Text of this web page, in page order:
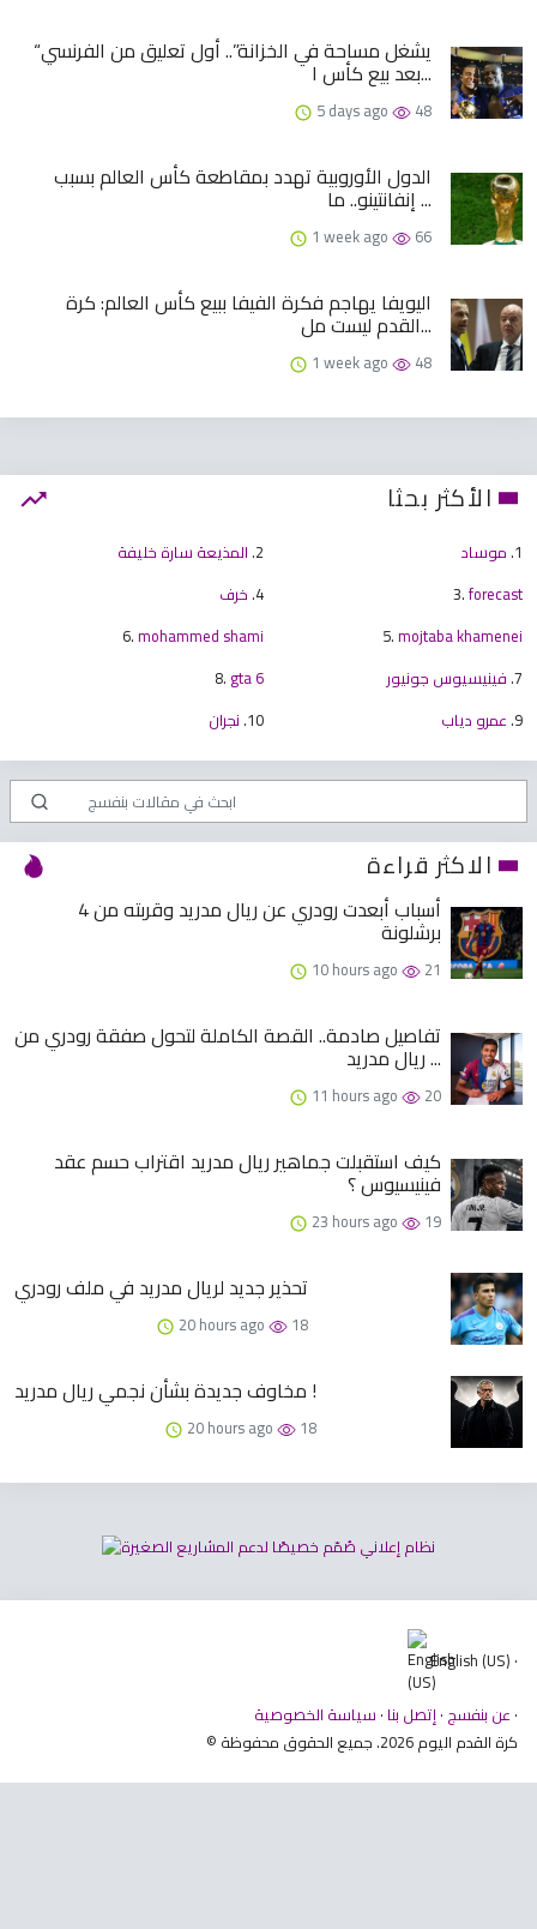
“يشغل مساحة في الخزانة”.. أول تعليق من الفرنسي
بعد بيع كأس ا...
5 days ago 48
الدول الأوروبية تهدد بمقاطعة كأس العالم بسبب
إنفانتينو.. ما ...
1 week ago 66
اليويفا يهاجم فكرة الفيفا ببيع كأس العالم: كرة
القدم ليست مل...
1 week ago 48
الأكثر بحثا
1. موساد 2. المذيعة سارة خليفة
3.forecast
4. خرف
5.mojtaba khamenei
6.mohammed shami
7. فينيسيوس جونيور 8. gta 6
9. عمرو دياب 10. نجران
الاكثر قراءة
4 أسباب أبعدت رودري عن ريال مدريد وقربته من
برشلونة
10 hours ago 21
تفاصيل صادمة.. القصة الكاملة لتحول صفقة رودري من
ريال مدريد ...
11 hours ago 20
كيف استقبلت جماهير ريال مدريد اقتراب حسم عقد
فينيسيوس ؟
23 hours ago 19
تحذير جديد لريال مدريد في ملف رودري
20 hours ago 18
مخاوف جديدة بشأن نجمي ريال مدريد !
20 hours ago 18
English (US) ·
عن بنفسج ·إتصل بنا · سياسة الخصوصية
·
© كرة القدم اليوم 2026. جميع الحقوق محفوظة